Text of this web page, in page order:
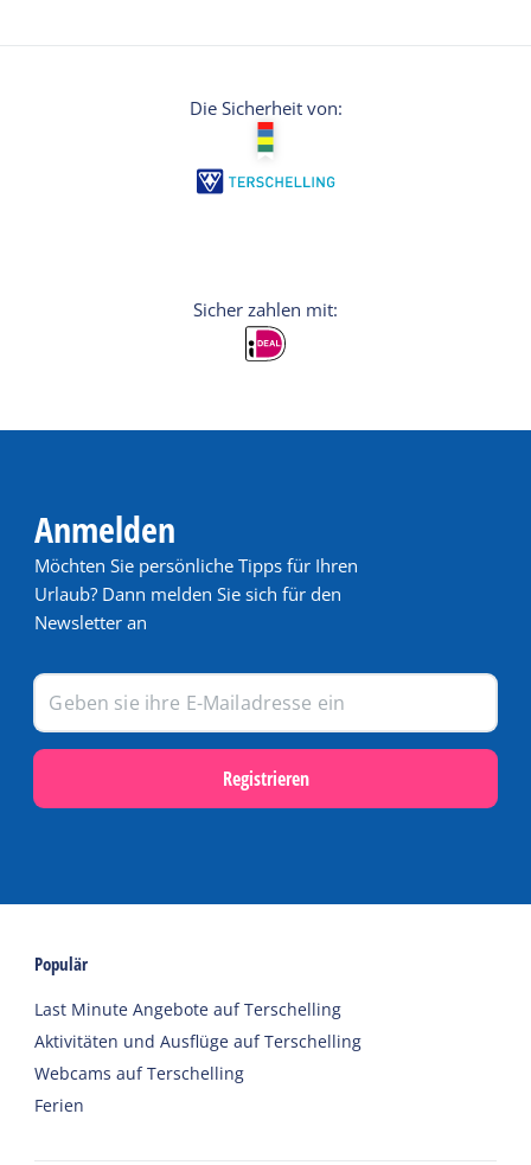
Die Sicherheit von:
Anmelden
Möchten Sie persönliche Tipps für Ihren
Urlaub? Dann melden Sie sich für den
Newsletter an
Registrieren
Populär
Last Minute Angebote auf Terschelling
Aktivitäten und Ausflüge auf Terschelling
Webcams auf Terschelling
Ferien